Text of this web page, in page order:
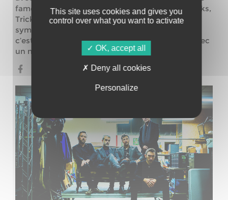
fameux producteur anglais Ian Caple (Tindersticks,
Tricky, Bashung…). Et après ses aventures
symphoniques avec l’arrangeur Joseph Racaille,
c’est un retour à l’électrique pourSanta Cruz
, avec
un nouveau set-live des meilleurs factures.
This site uses cookies and gives you
control over what you want to activate
OK, accept all
Deny all cookies
Personalize